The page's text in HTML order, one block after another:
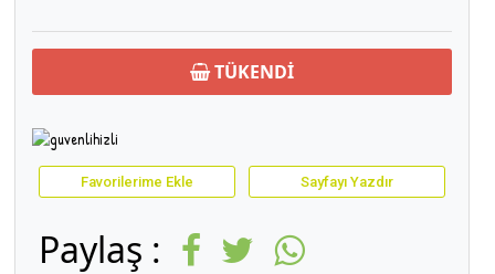
TÜKENDİ
Favorilerime Ekle Sayfayı Yazdır
Paylaş :